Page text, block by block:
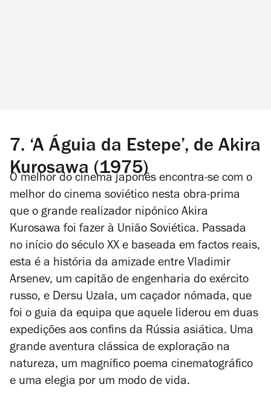
7. ‘A Águia da Estepe’, de Akira
Kurosawa (1975)
O melhor do cinema japonês encontra-se com o
melhor do cinema soviético nesta obra-prima
que o grande realizador nipónico Akira
Kurosawa foi fazer à União Soviética. Passada
no início do século XX e baseada em factos reais,
esta é a história da amizade entre Vladimir
Arsenev, um capitão de engenharia do exército
russo, e Dersu Uzala, um caçador nómada, que
foi o guia da equipa que aquele liderou em duas
expedições aos confins da Rússia asiática. Uma
grande aventura clássica de exploração na
natureza, um magnífico poema cinematográfico
e uma elegia por um modo de vida.